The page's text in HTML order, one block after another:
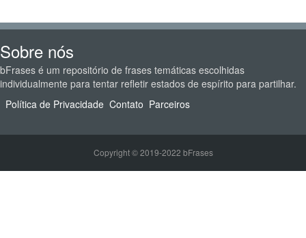
Sobre nós
bFrases é um repositório de frases temáticas escolhidas
individualmente para tentar refletir estados de espírito para partilhar.
Política de Privacidade Contato Parceiros
Copyright © 2019-2022 bFrases